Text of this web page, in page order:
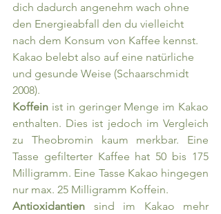
dich dadurch angenehm wach ohne
den Energieabfall den du vielleicht
nach dem Konsum von Kaffee kennst.
Kakao belebt also auf eine natürliche
und gesunde Weise (Schaarschmidt
2008).
Koffein ist in geringer Menge im Kakao
enthalten. Dies ist jedoch im Vergleich
zu Theobromin kaum merkbar. Eine
Tasse gefilterter Kaffee hat 50 bis 175
Milligramm. Eine Tasse Kakao hingegen
nur max. 25 Milligramm Koffein.
Antioxidantien sind im Kakao mehr